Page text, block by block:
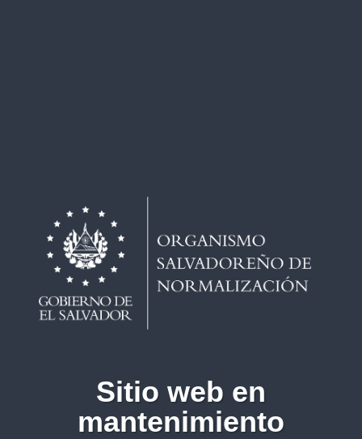
Sitio web en
mantenimiento